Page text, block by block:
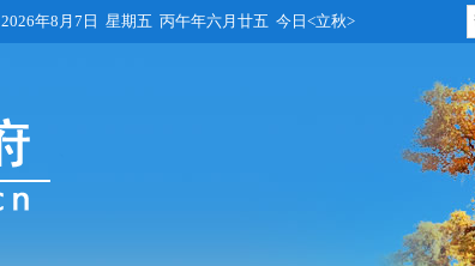
2026年8月7日 星期五 丙午年六月廿五 今日<立秋>